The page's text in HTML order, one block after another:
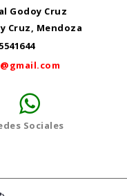
Godoy Cruz
Cruz, Mendoza
Sociales